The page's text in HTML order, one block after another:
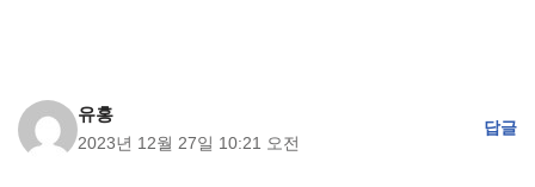
유홍
2023년 12월 27일 10:21 오전
답글